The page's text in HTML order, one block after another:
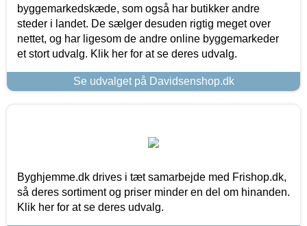
byggemarkedskæde, som også har butikker andre
steder i landet. De sælger desuden rigtig meget over
nettet, og har ligesom de andre online byggemarkeder
et stort udvalg. Klik her for at se deres udvalg.
Se udvalget på Davidsenshop.dk
Byghjemme.dk drives i tæt samarbejde med Frishop.dk,
så deres sortiment og priser minder en del om hinanden.
Klik her for at se deres udvalg.